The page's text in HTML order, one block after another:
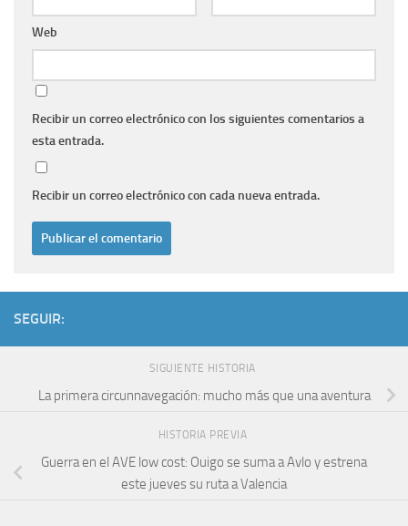
Web
Recibir un correo electrónico con los siguientes comentarios a
esta entrada.
Recibir un correo electrónico con cada nueva entrada.
SEGUIR:
SIGUIENTE HISTORIA
La primera circunnavegación: mucho más que una aventura
HISTORIA PREVIA
Guerra en el AVE low cost: Ouigo se suma a Avlo y estrena
este jueves su ruta a Valencia